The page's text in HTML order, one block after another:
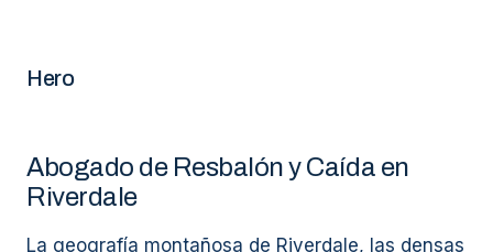
Hero
Abogado de Resbalón y Caída en
Riverdale
La geografía montañosa de Riverdale, las densas